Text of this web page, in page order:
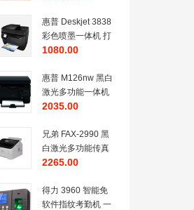
惠普 Deskjet 3838
彩色喷墨一体机 打
印、复印、扫描、
1080.00
惠普 M126nw 黑白
激光多功能一体机
（CZ175A） A4 1
描、无线网络）
2035.00
兄弟 FAX-2990 黑
白激光多功能传真
机 A4 传真、打印、
2265.00
得力 3960 智能免
软件指纹考勤机 一